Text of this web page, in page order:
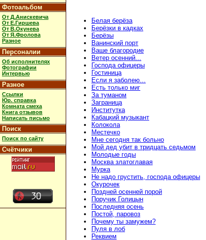
Фотоальбом
От Д.Анискевича
От Е.Гиршева
От В.Окунева
От Я.Фролова
Разное
Персоналии
Об исполнителях
Фотографии
Интервью
Разное
Ссылки
Юр. справка
Комната смеха
Книга отзывов
Написать письмо
Поиск
Поиск по сайту
Счётчики
Белая берёза
Берёзки в кадках
Берёзы
Ванинский порт
Ваше благородие
Ветер осенний...
Господа офицеры
Гостиница
Если я заболею...
Есть только миг
За туманом
Заграница
Институтка
Кабацкий музыкант
Колокола
Местечко
Мне сегодня так больно
Мой дед убит в тридцать седьмом
Молодые годы
Москва златоглавая
Мурка
Не надо грустить, господа офицеры
Окурочек
Поздней осенней порой
Поручик Голицын
Последняя осень
Постой, паровоз
Почему ты замужем?
Пуля в лоб
Реквием